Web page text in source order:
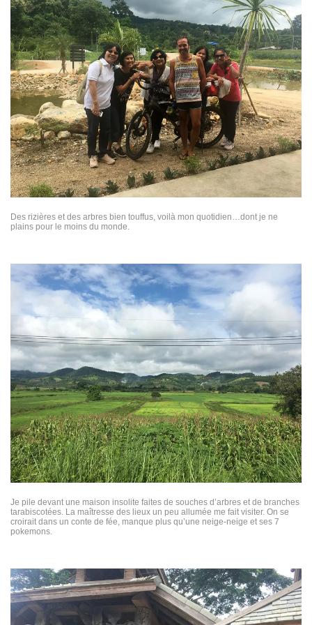
) e
)
)
Des rizières et des arbres bien touffus, voilà mon quotidien…dont je ne
plains pour le moins du monde.
Je pile devant une maison insolite faites de souches d’arbres et de branches
tarabiscotées. La maîtresse des lieux un peu allumée me fait visiter. On se
croirait dans un conte de fée, manque plus qu’une neige-neige et ses 7
pokemons.